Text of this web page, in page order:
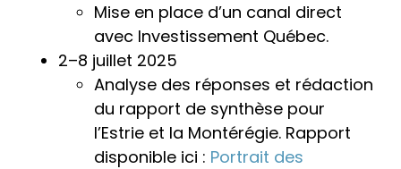
Mise en place d’un canal direct
avec Investissement Québec.
2–8 juillet 2025
Analyse des réponses et rédaction
du rapport de synthèse pour
l’Estrie et la Montérégie. Rapport
disponible ici : Portrait des